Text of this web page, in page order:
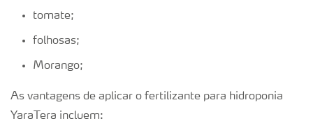
tomate;
folhosas;
Morango;
As vantagens de aplicar o fertilizante para hidroponia
YaraTera incluem: